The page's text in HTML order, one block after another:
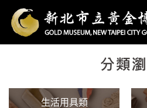
跳到主要內容
新北市立黃
網頁導覽
:::